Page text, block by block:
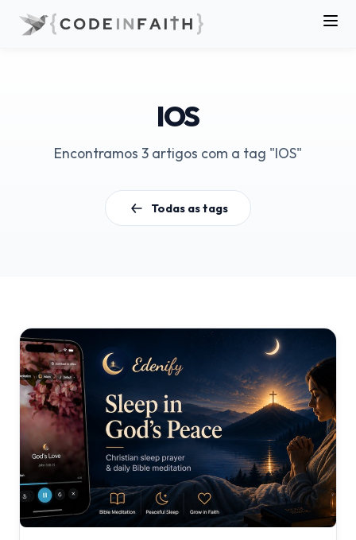
IOS
Encontramos 3 artigos com a tag "IOS"
Todas as tags